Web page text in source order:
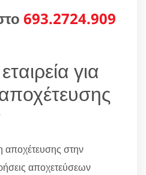
693.2724.909
για
αποχέτευσης στην
αποχετεύσεων